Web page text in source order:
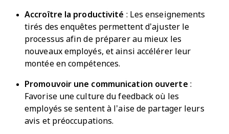
Accroître la productivité : Les enseignements
tirés des enquêtes permettent d’ajuster le
processus afin de préparer au mieux les
nouveaux employés, et ainsi accélérer leur
montée en compétences.
Promouvoir une communication ouverte :
Favorise une culture du feedback où les
employés se sentent à l’aise de partager leurs
avis et préoccupations.